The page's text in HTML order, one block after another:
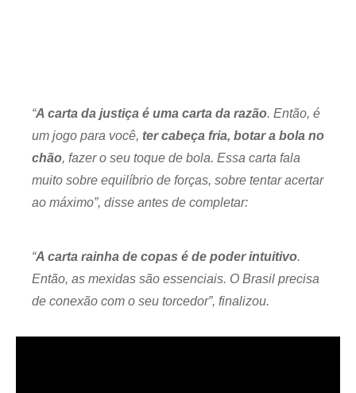
“A carta da justiça é uma carta da razão. Então, é
um jogo para você, ter cabeça fria, botar a bola no
chão, fazer o seu toque de bola. Essa carta fala
muito sobre equilíbrio de forças, sobre tentar acertar
ao máximo”, disse antes de completar:
“A carta rainha de copas é de poder intuitivo.
Então, as mexidas são essenciais. O Brasil precisa
de conexão com o seu torcedor”, finalizou.